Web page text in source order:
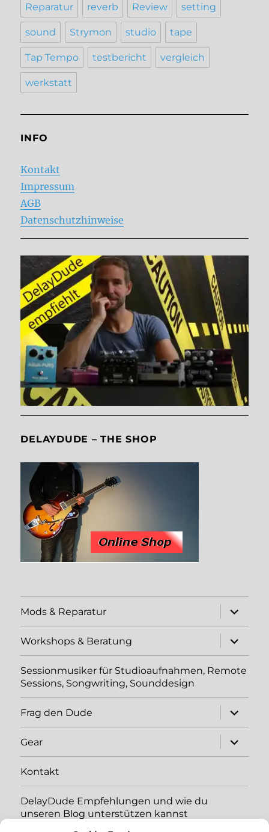
Reparatur reverb Review setting
sound Strymon studio tape
Tap Tempo testbericht vergleich
werkstatt
INFO
Kontakt
Impressum
AGB
Datenschutzhinweise
DELAYDUDE – THE SHOP
Mods & Reparatur
öffnen
Workshops & Beratung
öffnen
Sessionmusiker für Studioaufnahmen, Remote
Sessions, Songwriting, Sounddesign
Frag den Dude
öffnen
Gear
öffnen
Kontakt
DelayDude Empfehlungen und wie du
unseren Blog unterstützen kannst